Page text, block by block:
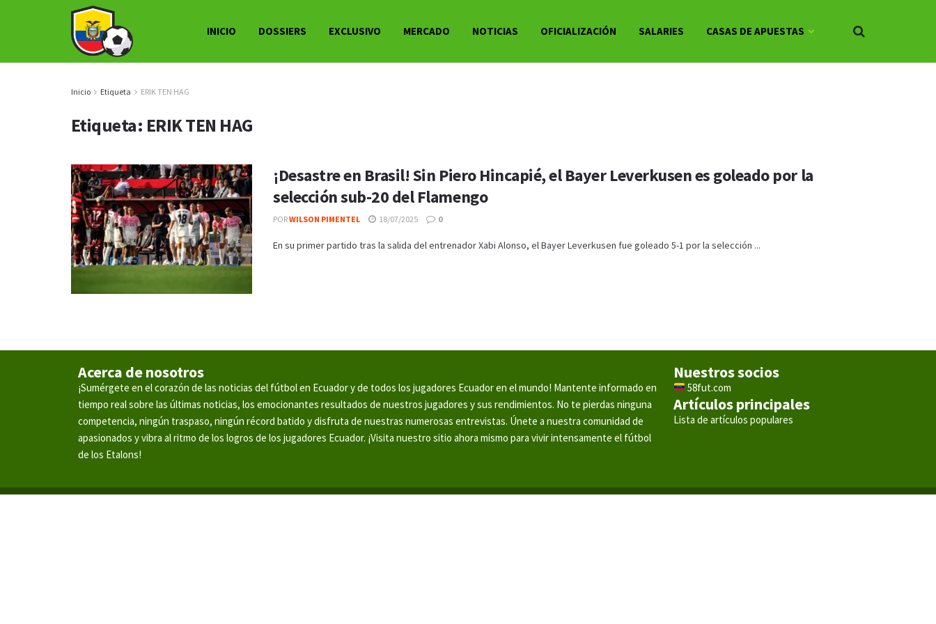
INICIO DOSSIERS EXCLUSIVO MERCADO NOTICIAS OFICIALIZACIÓN SALARIES CASAS DE APUESTAS
Inicio Etiqueta ERIK TEN HAG
Etiqueta: ERIK TEN HAG
¡Desastre en Brasil! Sin Piero Hincapié, el Bayer Leverkusen es goleado por la
selección sub-20 del Flamengo
PORWILSON PIMENTEL 18/07/2025 0
En su primer partido tras la salida del entrenador Xabi Alonso, el Bayer Leverkusen fue goleado 5-1 por la selección ...
Acerca de nosotros
¡Sumérgete en el corazón de las noticias del fútbol en Ecuador y de todos los jugadores Ecuador en el mundo! Mantente informado en
tiempo real sobre las últimas noticias, los emocionantes resultados de nuestros jugadores y sus rendimientos. No te pierdas ninguna
competencia, ningún traspaso, ningún récord batido y disfruta de nuestras numerosas entrevistas. Únete a nuestra comunidad de
apasionados y vibra al ritmo de los logros de los jugadores Ecuador. ¡Visita nuestro sitio ahora mismo para vivir intensamente el fútbol
de los Etalons!
Nuestros socios
58fut.com
Artículos principales
Lista de artículos populares